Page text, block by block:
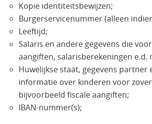
Kopie identiteitsbewijzen;
Burgerservicenummer (alleen
Leeftijd;
Salaris en andere gegevens die
aangiften, salarisberekeningen e.d.
Huwelijkse staat, gegevens partner
informatie over kinderen voor
bijvoorbeeld fiscale aangiften;
IBAN-nummer(s);